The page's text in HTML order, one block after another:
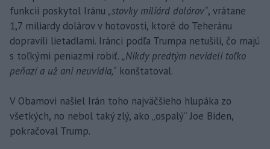
funkcii poskytol Iránu „stovky miliárd dolárov“, vrátane
1,7 miliardy dolárov v hotovosti, ktoré do Teheránu
dopravili lietadlami. Iránci podľa Trumpa netušili, čo majú
s toľkými peniazmi robiť. „Nikdy predtým nevideli toľko
peňazí a už ani neuvidia,“ konštatoval.
V Obamovi našiel Irán toho najväčšieho hlupáka zo
všetkých, no nebol taký zlý, ako „ospalý“ Joe Biden,
pokračoval Trump.